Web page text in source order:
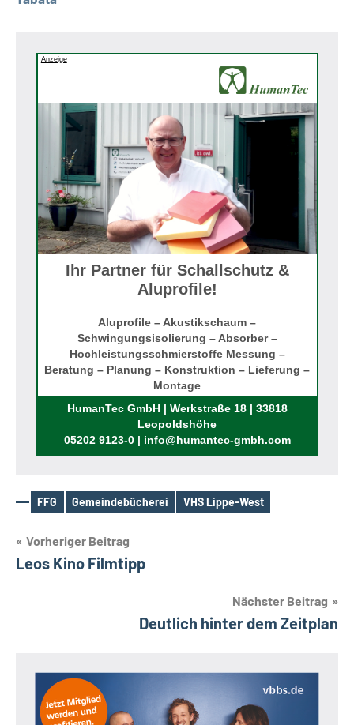
Anzeige
Ihr Partner für Schallschutz &
Aluprofile!
Aluprofile – Akustikschaum –
Schwingungsisolierung – Absorber –
Hochleistungsschmierstoffe Messung –
Beratung – Planung – Konstruktion – Lieferung –
Montage
Rufen Sie uns an!
HumanTec GmbH | Werkstraße 18 | 33818
Leopoldshöhe
05202 9123-0 | info@humantec-gmbh.com
Schlagwörter
FFG Gemeindebücherei VHS Lippe-West
Beitragsnavigation
Vorheriger Beitrag
Leos Kino Filmtipp
Nächster Beitrag
Deutlich hinter dem Zeitplan